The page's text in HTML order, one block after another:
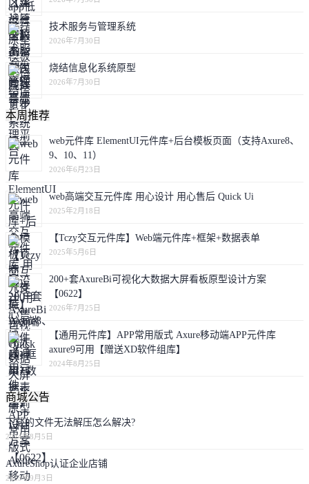
技术服务与管理系统
2026年7月30日
烧结信息化系统原型
2026年7月30日
本周推荐
web元件库 ElementUI元件库+后台模板页面（支持Axure8、
9、10、11）
2026年6月23日
web高端交互元件库 用心设计 用心售后 Quick Ui
2025年2月18日
【Tczy交互元件库】Web端元件库+框架+数据表单
2025年5月6日
200+套AxureBi可视化大数据大屏看板原型设计方案
【0622】
2026年7月25日
【通用元件库】APP常用版式 Axure移动端APP元件库
axure9可用【赠送XD软件组库】
2024年8月25日
商城公告
下载的文件无法解压怎么解决?
2024年8月5日
AxureShop认证企业店铺
2023年9月3日